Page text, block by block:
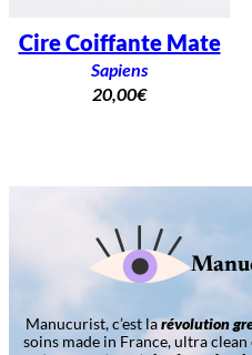
Cire Coiffante Mate
Sapiens
20,00€
Manucurist, c’est larévolution
soins made in France, ultra